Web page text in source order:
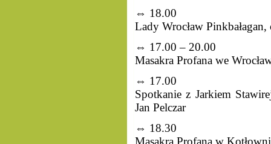
⇔ 18.00
Lady Wrocław
⇔ 17.00 – 20.00
Masakra Profana we
⇔ 17.00
Spotkanie z Jarkiem
Jan Pelczar
⇔ 18.30